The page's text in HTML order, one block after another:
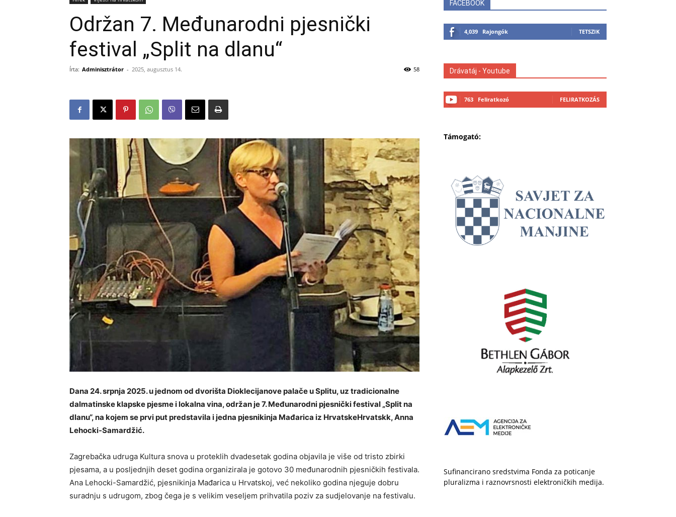
Održan 7. Međunarodni pjesnički
festival „Split na dlanu“
Írta: Adminisztrátor - 2025, augusztus 14. 58
Dana 24. srpnja 2025. u jednom od dvorišta Dioklecijanove palače u Splitu, uz tradicionalne
dalmatinske klapske pjesme i lokalna vina, održan je 7. Međunarodni pjesnički festival „Split na
dlanu“, na kojem se prvi put predstavila i jedna pjesnikinja Mađarica iz HrvatskeHrvatskk, Anna
Lehocki-Samardžić.
Zagrebačka udruga Kultura snova u proteklih dvadesetak godina objavila je više od tristo zbirki
pjesama, a u posljednjih deset godina organizirala je gotovo 30 međunarodnih pjesničkih festivala.
Ana Lehocki-Samardžić, pjesnikinja Mađarica u Hrvatskoj, već nekoliko godina njeguje dobru
suradnju s udrugom, zbog čega je s velikim veseljem prihvatila poziv za sudjelovanje na festivalu.
FACEBOOK
4,039 Rajongók TETSZIK
Drávatáj - Youtube
763 Feliratkozó FELIRATKOZÁS
Támogató:
Sufinancirano sredstvima Fonda za poticanje
pluralizma i raznovrsnosti elektroničkih medija.